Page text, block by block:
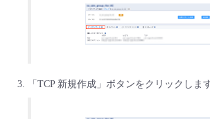
- Flexible InterConnect
- Flexible Remote Access
- vUTM2
「TCP 新規作成」ボタンをクリックします